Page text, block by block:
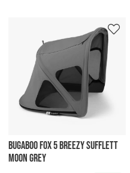
BUGABOO FOX 5 BREEZY SUFFLETT
MOON GREY